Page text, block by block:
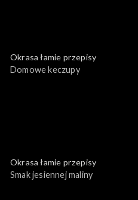
Okrasa łamie przepisy
Domowe keczupy
Okrasa łamie przepisy
Smak jesiennej maliny